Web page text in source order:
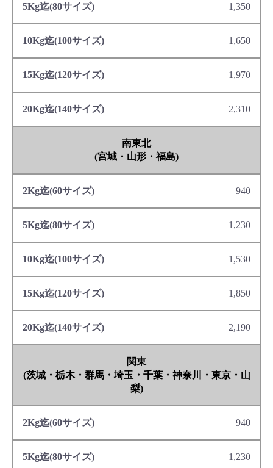
1,350
1,650
1,970
2,310
南東北
(宮城・山形・福島)
940
1,230
1,530
1,850
2,190
関東
(茨城・栃木・群馬・埼玉・千葉・神奈川・東京・山
梨)
940
1,230